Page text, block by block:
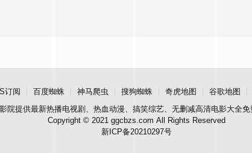
订阅 百度蜘蛛 神马爬虫 搜狗蜘蛛 奇虎地图 谷歌地图
院提供最新热播电视剧、热血动漫、搞笑综艺、无删减高清电影大全
Copyright © 2021 ggcbzs.com All Rights Reserved
新ICP备20210297号